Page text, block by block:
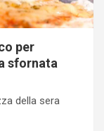
per
sfornata
della sera